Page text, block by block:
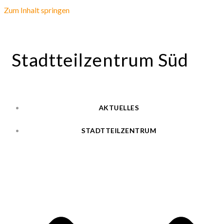
Zum Inhalt springen
Stadtteilzentrum Süd
AKTUELLES
STADTTEILZENTRUM